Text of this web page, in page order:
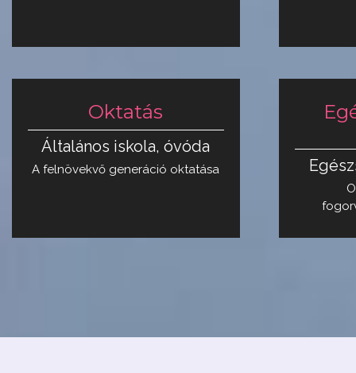
Oktatás
Általános iskola, óvóda
A felnövekvő generáció oktatása